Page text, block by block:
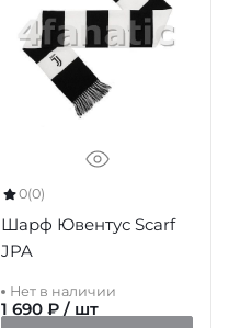
0(0)
Шарф Ювентус Scarf
JPA
Нет в наличии
1 690 ₽ / шт